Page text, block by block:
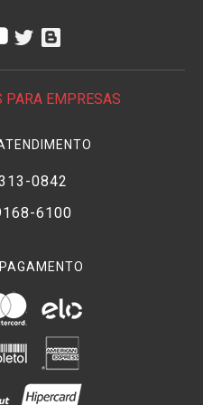
Antes da compra,
adaptador.
PARA EMPRESAS
0842
6100